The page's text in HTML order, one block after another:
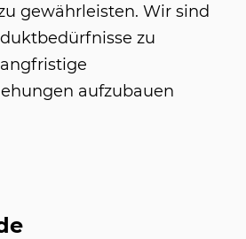
gewährleisten. Wir sind
zu
aufzubauen